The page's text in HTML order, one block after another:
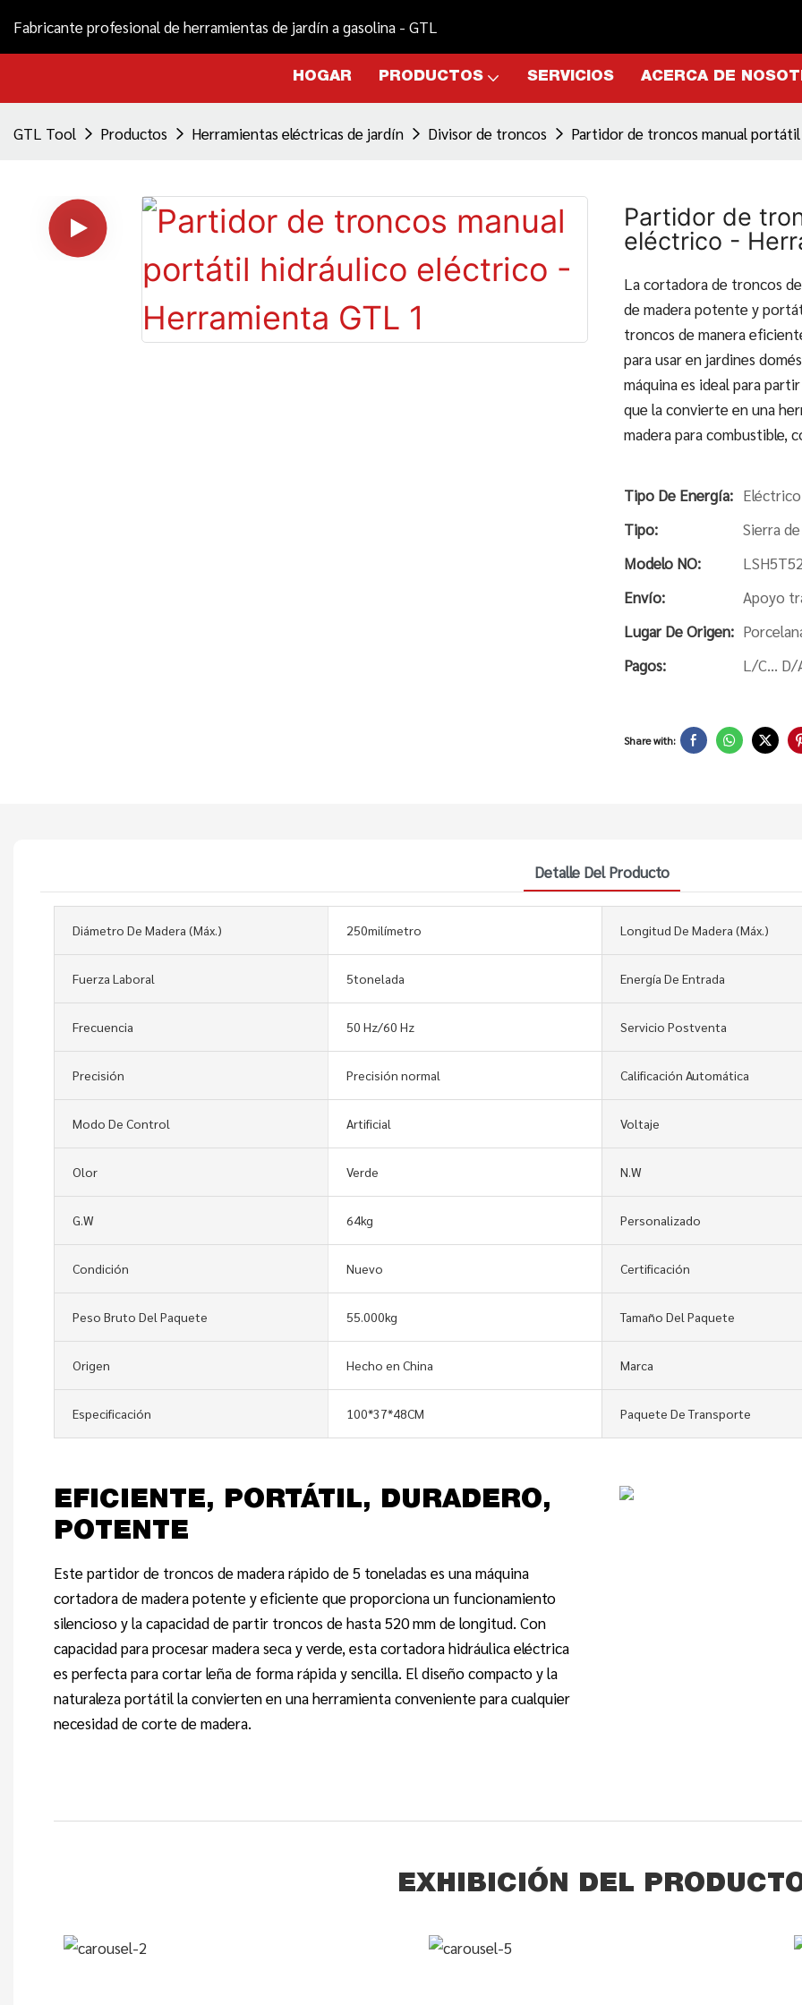
Fabricante profesional de herramientas de jardín a gasolina - GTL
HOGAR PRODUCTOS SERVICIOS ACERCA DE
GTL Tool Productos Herramientas eléctricas de jardín Divisor de troncos Partidor de troncos manual
Partidor de
eléctrico -
La cortadora de troncos
de madera potente y
troncos de manera
para usar en jardines
máquina es ideal para
que la convierte en una
madera para combustible,
Tipo De Energía: Eléctrico
Tipo:
Sierra
Modelo NO:
Envío:
Apoyo
Lugar De Origen:
Pagos:
L/C... D/
Share with:
Detalle Del Producto
Diámetro De Madera (máx.) 250milímetro Longitud De Madera (máx.)
Fuerza Laboral 5tonelada Energía De Entrada
Frecuencia 50 Hz/60 Hz Servicio Postventa
Precisión Precisión normal Calificación Automática
Modo De Control Artificial Voltaje
Olor Verde N.W
G.W 64kg Personalizado
Condición Nuevo Certificación
Peso Bruto Del Paquete 55.000kg Tamaño Del Paquete
Origen Hecho en China Marca
Especificación 100*37*48CM Paquete De Transporte
EFICIENTE, PORTÁTIL, DURADERO,
POTENTE
Este partidor de troncos de madera rápido de 5 toneladas es una máquina
cortadora de madera potente y eficiente que proporciona un funcionamiento
silencioso y la capacidad de partir troncos de hasta 520 mm de longitud. Con
capacidad para procesar madera seca y verde, esta cortadora hidráulica eléctrica
es perfecta para cortar leña de forma rápida y sencilla. El diseño compacto y la
naturaleza portátil la convierten en una herramienta conveniente para cualquier
necesidad de corte de madera.
EXHIBICIÓN DEL